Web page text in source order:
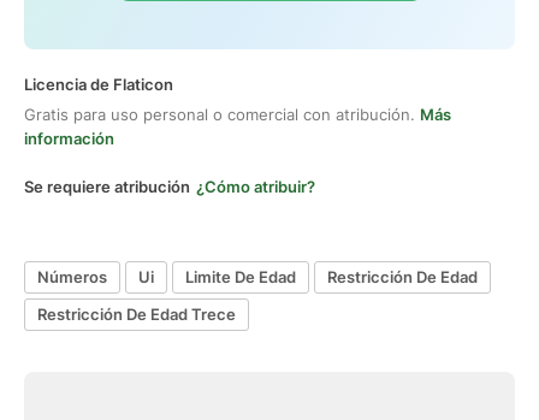
Licencia de Flaticon
Gratis para uso personal o comercial con atribución. Más
información
Se requiere atribución ¿Cómo atribuir?
Números Ui Limite De Edad
Restricción De Edad
Restricción De Edad Trece